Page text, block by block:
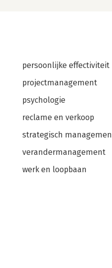
persoonlijke effectiviteit
projectmanagement
psychologie
reclame en verkoop
strategisch
verandermanagement
werk en loopbaan